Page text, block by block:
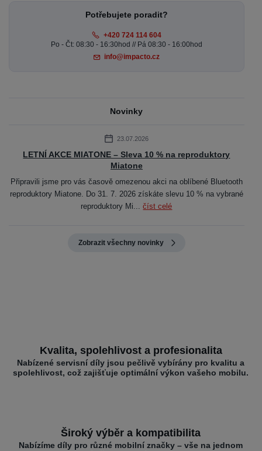
Potřebujete poradit?
+420 724 114 604
Po - Čt: 08:30 - 16:30hod // Pá 08:30 - 16:00hod
info@impacto.cz
Novinky
23.07.2026
LETNÍ AKCE MIATONE – Sleva 10 % na reproduktory
Miatone
Připravili jsme pro vás časově omezenou akci na oblíbené Bluetooth
reproduktory Miatone. Do 31. 7. 2026 získáte slevu 10 % na vybrané
reproduktory Mi...číst celé
Zobrazit všechny novinky
Kvalita, spolehlivost a profesionalita
Nabízené servisní díly jsou pečlivě vybírány pro kvalitu a
spolehlivost, což zajišťuje optimální výkon vašeho mobilu.
Široký výběr a kompatibilita
Nabízíme díly pro různé mobilní značky – vše na jednom